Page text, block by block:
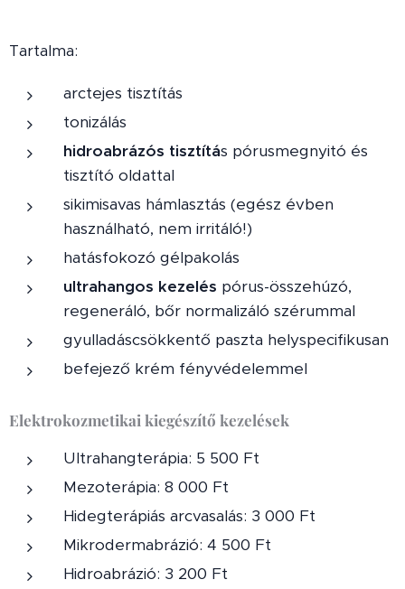
Tartalma:
arctejes tisztítás
tonizálás
hidroabrázós tisztítás pórusmegnyitó és
tisztító oldattal
sikimisavas hámlasztás (egész évben
használható, nem irritáló!)
hatásfokozó gélpakolás
ultrahangos kezelés pórus-összehúzó,
regeneráló, bőr normalizáló szérummal
gyulladáscsökkentő paszta helyspecifikusan
befejező krém fényvédelemmel
Elektrokozmetikai kiegészítő kezelések
Ultrahangterápia: 5 500 Ft
Mezoterápia: 8 000 Ft
Hidegterápiás arcvasalás: 3 000 Ft
Mikrodermabrázió: 4 500 Ft
Hidroabrázió: 3 200 Ft